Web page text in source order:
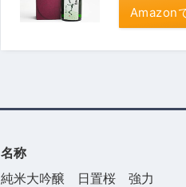
Amazon
名称
純米大吟醸 日置桜 強力